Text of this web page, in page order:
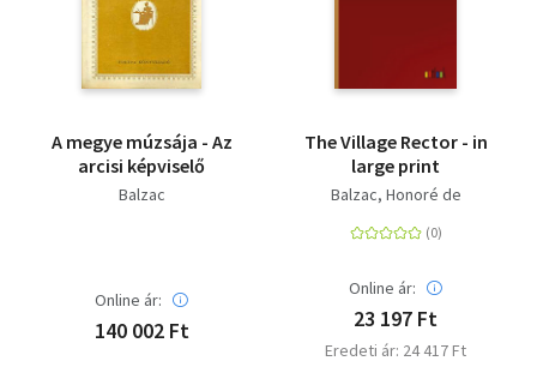
Történelem
A megye múzsája - Az
arcisi képviselő
Balzac
Online ár:
140 002 Ft
The Village Rector - in
large print
Balzac, Honoré de
Online ár:
23 197 Ft
Eredeti ár: 24 417 Ft